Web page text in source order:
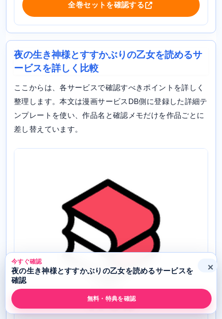
全巻セットを確認する
夜の生き神様とすすかぶりの乙女を読めるサ
ービスを詳しく比較
ここからは、各サービスで確認すべきポイントを詳しく
整理します。本文は漫画サービスDB側に登録した詳細テ
ンプレートを使い、作品名と確認メモだけを作品ごとに
差し替えています。
今すぐ確認
夜の生き神様とすすかぶりの乙女を読めるサービスを
確認
無料・特典を確認
×